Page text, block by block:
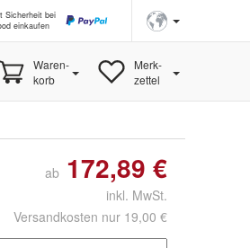
Sicherheit bei
einkaufen
Waren-
korb
Merk-
zettel
ab 172,89 €
inkl. MwSt.
Versandkosten nur 19,00 €